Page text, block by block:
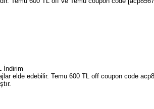
İndirim
elde edebilir. Temu 600 TL off coupon code